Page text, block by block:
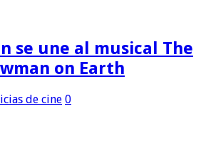
se une al musical The
on Earth
de cine 0